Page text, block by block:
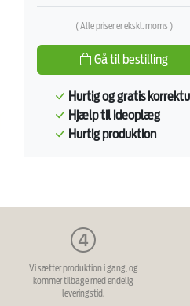
( Alle priser er ekskl. moms )
Gå til bestilling
Hurtig og gratis
Hjælp til ideoplæg
Hurtig produktion
Vi sætter produktion i gang, og
kommer tilbage med endelig
leveringstid.